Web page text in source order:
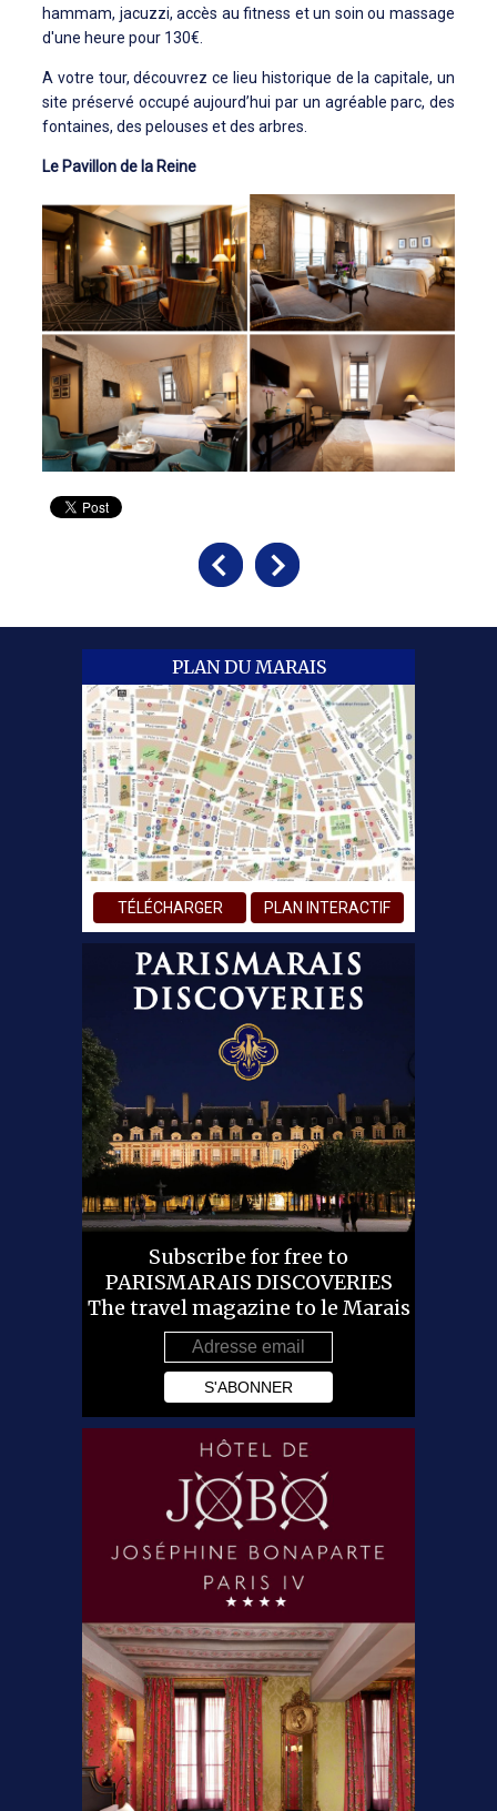
hammam, jacuzzi, accès au fitness et un soin ou massage
d'une heure pour 130€.
A votre tour, découvrez ce lieu historique de la capitale, un
site préservé occupé aujourd’hui par un agréable parc, des
fontaines, des pelouses et des arbres.
Le Pavillon de la Reine
PLAN DU MARAIS
TÉLÉCHARGER PLAN INTERACTIF
Subscribe for free to
PARISMARAIS DISCOVERIES
The travel magazine to le Marais